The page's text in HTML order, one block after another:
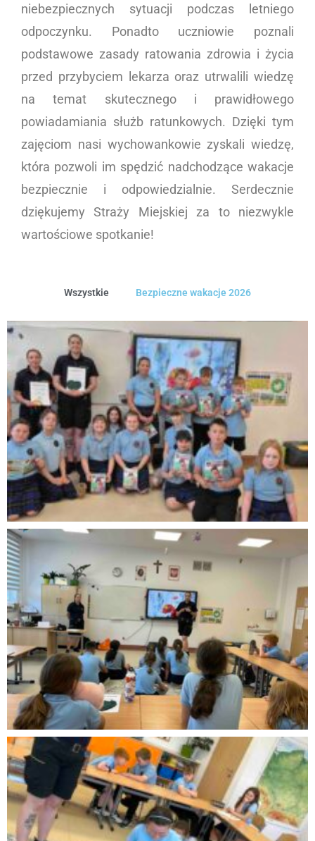
niebezpiecznych sytuacji podczas letniego
odpoczynku. Ponadto uczniowie poznali
podstawowe zasady ratowania zdrowia i życia
przed przybyciem lekarza oraz utrwalili wiedzę
na temat skutecznego i prawidłowego
powiadamiania służb ratunkowych. Dzięki tym
zajęciom nasi wychowankowie zyskali wiedzę,
która pozwoli im spędzić nadchodzące wakacje
bezpiecznie i odpowiedzialnie. Serdecznie
dziękujemy Straży Miejskiej za to niezwykle
wartościowe spotkanie!
Wszystkie Bezpieczne wakacje 2026